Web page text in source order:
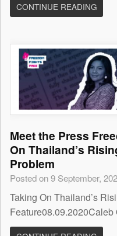
CONTINUE READING
Meet the Press
On Thailand’s
Problem
Posted on 9 September,
Taking On Thailand’s